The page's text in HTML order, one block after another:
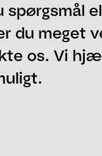
spørgsmål
du meget
os. Vi